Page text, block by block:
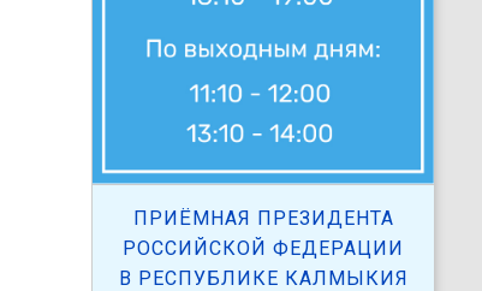
ПРИЁМНАЯ ПРЕЗИДЕНТА
РОССИЙСКОЙ ФЕДЕРАЦИИ
В РЕСПУБЛИКЕ КАЛМЫКИЯ